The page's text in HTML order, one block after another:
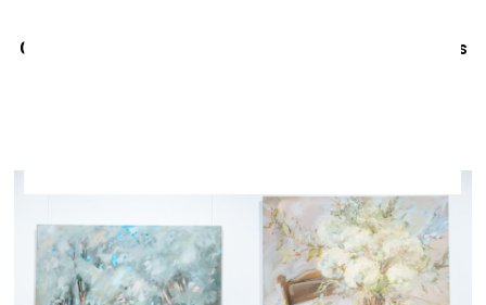
Gleznotāju apvienības V.I.V.A. izstāde “Rakstīt uz baltas